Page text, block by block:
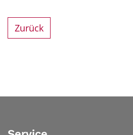
Zurück